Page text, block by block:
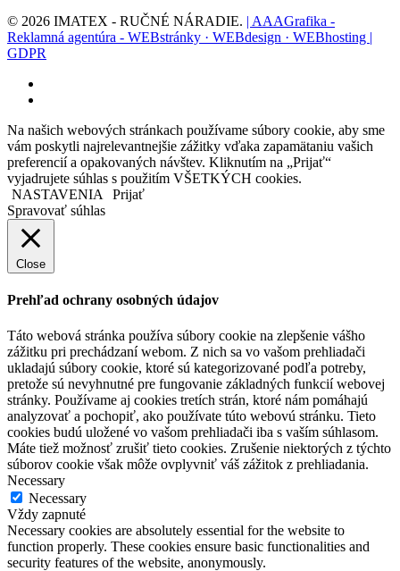
© 2026 IMATEX - RUČNÉ NÁRADIE. | AAAGrafika -
Reklamná agentúra - WEBstránky · WEBdesign · WEBhosting |
GDPR
Na našich webových stránkach používame súbory cookie, aby sme
vám poskytli najrelevantnejšie zážitky vďaka zapamätaniu vašich
preferencií a opakovaných návštev. Kliknutím na „Prijať“
vyjadrujete súhlas s použitím VŠETKÝCH cookies.
NASTAVENIA
Prijať
Spravovať súhlas
Close
Prehľad ochrany osobných údajov
Táto webová stránka používa súbory cookie na zlepšenie vášho
zážitku pri prechádzaní webom. Z nich sa vo vašom prehliadači
ukladajú súbory cookie, ktoré sú kategorizované podľa potreby,
pretože sú nevyhnutné pre fungovanie základných funkcií webovej
stránky. Používame aj cookies tretích strán, ktoré nám pomáhajú
analyzovať a pochopiť, ako používate túto webovú stránku. Tieto
cookies budú uložené vo vašom prehliadači iba s vaším súhlasom.
Máte tiež možnosť zrušiť tieto cookies. Zrušenie niektorých z týchto
súborov cookie však môže ovplyvniť váš zážitok z prehliadania.
Necessary
Necessary
Vždy zapnuté
Necessary cookies are absolutely essential for the website to
function properly. These cookies ensure basic functionalities and
security features of the website, anonymously.